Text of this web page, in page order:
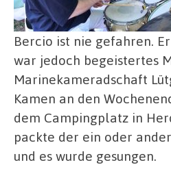
Bercio ist nie gefahren.
war jedoch begeistertes
Marinekameradschaft
Kamen an den
dem Campingplatz in
packte der ein oder
und es wurde gesungen.